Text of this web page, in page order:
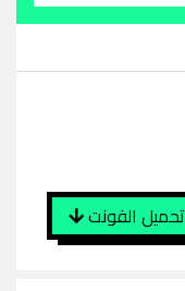
تحميل الفونت